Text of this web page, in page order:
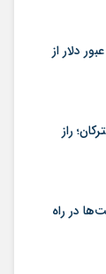
دلار از
راز
در راه